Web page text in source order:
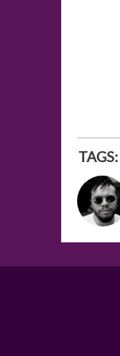
TAGS: